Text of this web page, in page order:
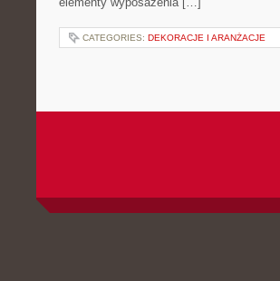
CATEGORIES: DEKORACJE I ARANŻACJE